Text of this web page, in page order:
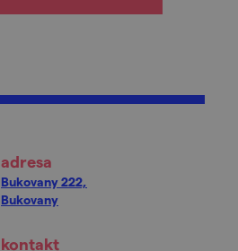
adresa
Bukovany 222,
Bukovany
kontakt